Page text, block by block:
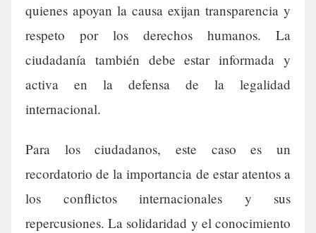
quienes apoyan la causa exijan transparencia y
respeto por los derechos humanos. La
ciudadanía también debe estar informada y
activa en la defensa de la legalidad
internacional.
Para los ciudadanos, este caso es un
recordatorio de la importancia de estar atentos a
los conflictos internacionales y sus
repercusiones. La solidaridad y el conocimiento